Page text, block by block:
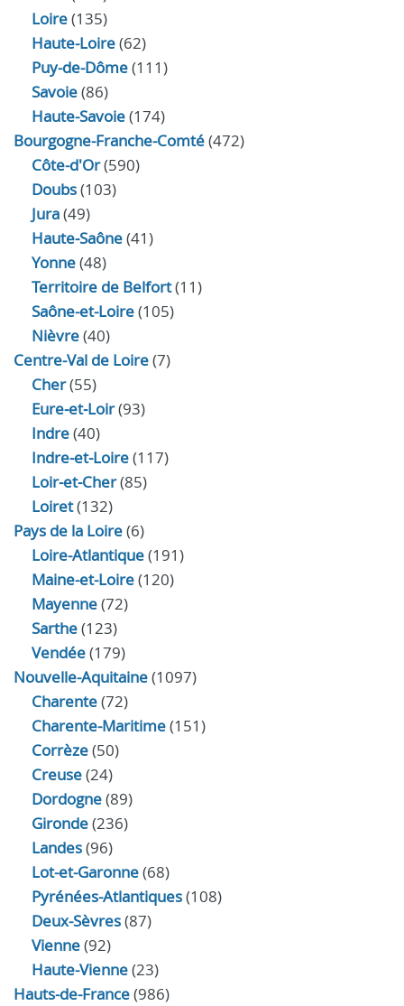
Loire(135)
Haute-Loire(62)
Puy-de-Dôme(111)
Savoie(86)
Haute-Savoie(174)
Bourgogne-Franche-Comté(472)
Côte-d'Or(590)
Doubs(103)
Jura(49)
Haute‑Saône(41)
Yonne(48)
Territoire de Belfort(11)
Saône-et-Loire(105)
Nièvre(40)
Centre-Val de Loire(7)
Cher(55)
Eure‑et‑Loir(93)
Indre(40)
Indre‑et‑Loire(117)
Loir‑et‑Cher(85)
Loiret(132)
Pays de la Loire(6)
Loire-Atlantique(191)
Maine-et-Loire(120)
Mayenne(72)
Sarthe(123)
Vendée(179)
Nouvelle-Aquitaine(1097)
Charente(72)
Charente-Maritime(151)
Corrèze(50)
Creuse(24)
Dordogne(89)
Gironde(236)
Landes(96)
Lot-et-Garonne(68)
Pyrénées-Atlantiques(108)
Deux-Sèvres(87)
Vienne(92)
Haute-Vienne(23)
Hauts-de-France(986)